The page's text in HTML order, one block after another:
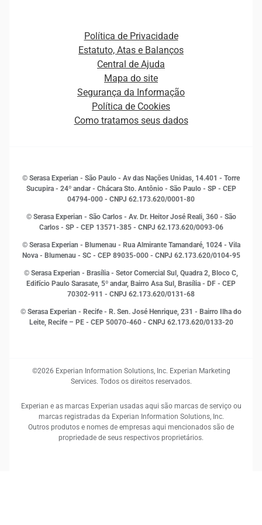
Plataformas e Motores de decisão
Curso Gratuito de Saúde Financeira
Empreendedorismo
Estudos e Pesquisas
Inovação e Tecnologia
Leis e impostos
Marketing
Open Finance
Proteção de Dados
Sustentabilidade Corporativa
Distribuidores e representantes
Estrutura Organizacional
Sala de Imprensa
Política de Privacidade
Estatuto, Atas e Balanços
Central de Ajuda
Mapa do site
Segurança da Informação
Política de Cookies
Como tratamos seus dados
© Serasa Experian - São Paulo - Av das Nações Unidas, 14.401 - Torre
Sucupira - 24º andar - Chácara Sto. Antônio - São Paulo - SP - CEP
04794-000 - CNPJ 62.173.620/0001-80
© Serasa Experian - São Carlos - Av. Dr. Heitor José Reali, 360 - São
Carlos - SP - CEP 13571-385 - CNPJ 62.173.620/0093-06
© Serasa Experian - Blumenau - Rua Almirante Tamandaré, 1024 - Vila
Nova - Blumenau - SC - CEP 89035-000 - CNPJ 62.173.620/0104-95
© Serasa Experian - Brasília - Setor Comercial Sul, Quadra 2, Bloco C,
Edifício Paulo Sarasate, 5º andar, Bairro Asa Sul, Brasília - DF - CEP
70302-911 - CNPJ 62.173.620/0131-68
© Serasa Experian - Recife - R. Sen. José Henrique, 231 - Bairro Ilha do
Leite, Recife – PE - CEP 50070-460 - CNPJ 62.173.620/0133-20
©2026 Experian Information Solutions, Inc. Experian Marketing
Services. Todos os direitos reservados.
Experian e as marcas Experian usadas aqui são marcas de serviço ou
marcas registradas da Experian Information Solutions, Inc.
Outros produtos e nomes de empresas aqui mencionados são de
propriedade de seus respectivos proprietários.